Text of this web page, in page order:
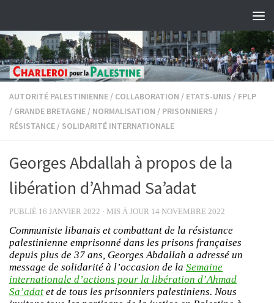
AUTORITÉ PALESTINIENNE / COLLABORATION / ETATS-UNIS / FPLP
/ GRANDE BRETAGNE / NORMALISATION / PRISONNIERS /
RÉSISTANCE / SOLIDARITÉ INTERNATIONALE
Georges Abdallah à propos de la
libération d’Ahmad Sa’adat
PUBLIÉ 16 JANVIER 2022 · MIS À JOUR 14 NOVEMBRE 2022
Communiste libanais et combattant de la résistance
palestinienne emprisonné dans les prisons françaises
depuis plus de 37 ans, Georges Abdallah a adressé un
message de solidarité à l’occasion de la Semaine
internationale d’actions pour la libération d’Ahmad
Sa’adat et de tous les prisonniers palestiniens. Nous